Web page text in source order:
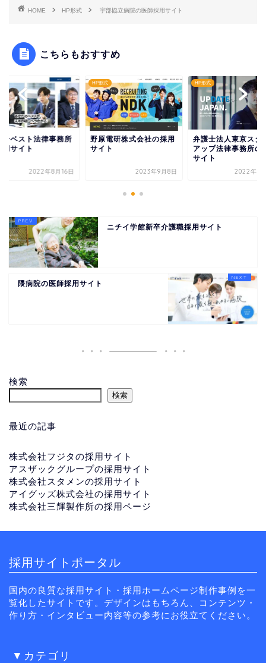
HOME HP形式 宇部協立病院の医師採用サイト
こちらもおすすめ
ーベスト法律事務所
用サイト
2022年8月16日
HP形式
野原電研株式会社の採用
サイト
2023年9月8日
HP形式
弁護士法人東京スタ
アップ法律事務所の
サイト
2022年9
ニチイ学館新卒介護職採用サイト
隈病院の医師採用サイト
検索
検索
最近の記事
株式会社フジタの採用サイト
アスザックグループの採用サイト
株式会社スタメンの採用サイト
アイグッズ株式会社の採用サイト
株式会社三輝製作所の採用ページ
採用サイトポータル
国内の良質な採用サイト・採用ホームページ制作事例を一
覧化したサイトです。デザインはもちろん、コンテンツ・
作り方・インタビュー内容等の参考にお役立てください。
▼カテゴリ